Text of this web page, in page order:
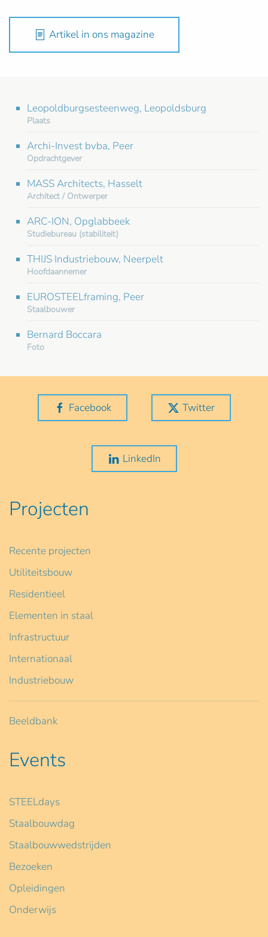
Artikel in ons magazine
Leopoldburgsesteenweg, Leopoldsburg
Plaats
Archi-Invest bvba, Peer
Opdrachtgever
MASS Architects, Hasselt
Architect / Ontwerper
ARC-ION, Opglabbeek
Studiebureau (stabiliteit)
THIJS Industriebouw, Neerpelt
Hoofdaannemer
EUROSTEELframing, Peer
Staalbouwer
Bernard Boccara
Foto
Facebook Twitter
LinkedIn
Projecten
Recente projecten
Utiliteitsbouw
Residentieel
Elementen in staal
Infrastructuur
Internationaal
Industriebouw
Beeldbank
Events
STEELdays
Staalbouwdag
Staalbouwwedstrijden
Bezoeken
Opleidingen
Onderwijs